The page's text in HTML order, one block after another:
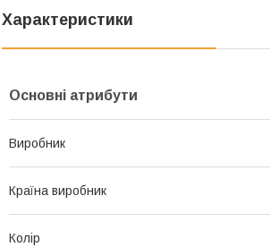
Характеристики
Основні атрибути
Виробник
Країна виробник
Колір